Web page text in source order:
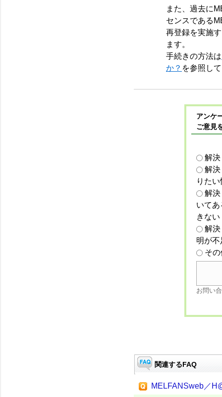
また、過去に
センスである
再登録を実施
ます。
手続きの方法は
か？ を参照し
アンケ
ご意見
解
解
りた
解
いて
きない
解
明が
そ
お問い
関連するFAQ
MELFANSweb／